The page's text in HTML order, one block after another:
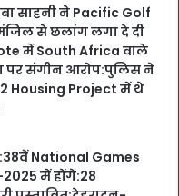
साहनी ने Pacific Golf
से छलांग लगा दे दी
में South Africa वाले
पर संगीन आरोप:पुलिस ने
Housing Project में थे
National Games
में होंगे:28